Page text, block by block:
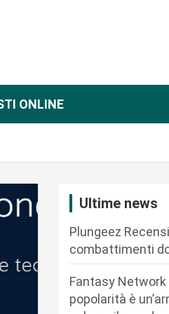
ONLINE
Ultime news
Plungeez
combattimenti
Fantasy Network
popolarità è